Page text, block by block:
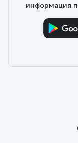
информация